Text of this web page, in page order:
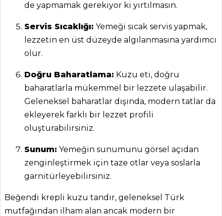
BLOG
Medya
Chefs
Haber
ŞEFİN TARİFLERİ
Tüm
Kategoriler
İÇECEKLER
de yapmamak gerekiyor ki yırtılmasın.
Servis Sıcaklığı: Yemeği sıcak servis yapmak,
lezzetin en üst düzeyde algılanmasına yardımcı
olur.
Doğru Baharatlama: Kuzu eti, doğru
baharatlarla mükemmel bir lezzete ulaşabilir.
Geleneksel baharatlar dışında, modern tatlar da
ekleyerek farklı bir lezzet profili
oluşturabilirsiniz.
Sunum: Yemeğin sunumunu görsel açıdan
zenginleştirmek için taze otlar veya soslarla
garnitürleyebilirsiniz.
Beğendi krepli kuzu tandır, geleneksel Türk
mutfağından ilham alan ancak modern bir